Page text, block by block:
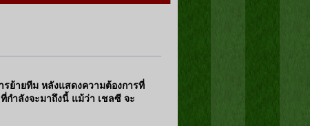
รย้ายทีม หลังแสดงความต้องการที่
ำลังจะมาถึงนี้ แม้ว่า เชลซี จะ